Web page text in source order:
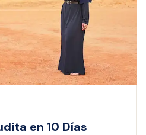
en 10 Días